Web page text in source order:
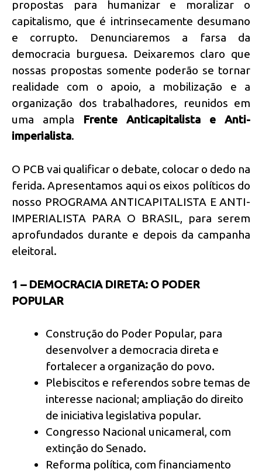
propostas para humanizar e moralizar o
capitalismo, que é intrinsecamente desumano
e corrupto. Denunciaremos a farsa da
democracia burguesa. Deixaremos claro que
nossas propostas somente poderão se tornar
realidade com o apoio, a mobilização e a
organização dos trabalhadores, reunidos em
uma ampla Frente Anticapitalista e Anti-
imperialista.
O PCB vai qualificar o debate, colocar o dedo na
ferida. Apresentamos aqui os eixos políticos do
nosso PROGRAMA ANTICAPITALISTA E ANTI-
IMPERIALISTA PARA O BRASIL, para serem
aprofundados durante e depois da campanha
eleitoral.
1 – DEMOCRACIA DIRETA: O PODER
POPULAR
Construção do Poder Popular, para
desenvolver a democracia direta e
fortalecer a organização do povo.
Plebiscitos e referendos sobre temas de
interesse nacional; ampliação do direito
de iniciativa legislativa popular.
Congresso Nacional unicameral, com
extinção do Senado.
Reforma política, com financiamento